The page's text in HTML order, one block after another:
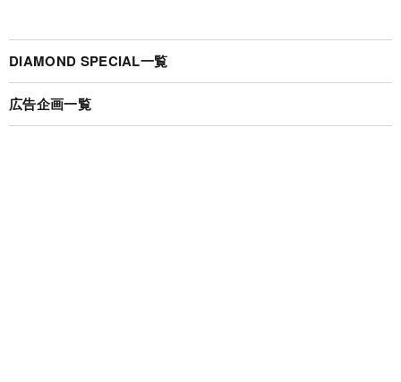
DIAMOND SPECIAL一覧
広告企画一覧